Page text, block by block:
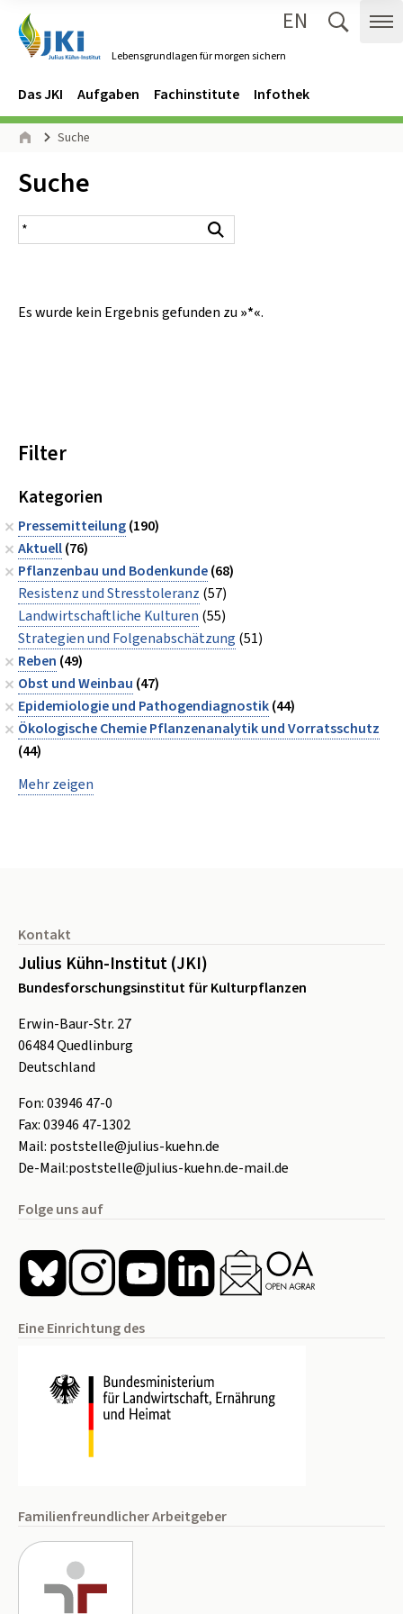
Lebensgrundlagen für morgen sichern
EN
Navigation
Hauptmenü
Das JKI Aufgaben Fachinstitute Infothek
Seitenpfad
Suche
Inhalt:
Suche
Suchergebnis
Es wurde kein Ergebnis gefunden zu »*«.
Filter
Kategorien
Pressemitteilung(190)
Aktuell(76)
Pflanzenbau und Bodenkunde(68)
Resistenz und Stresstoleranz (57)
Landwirtschaftliche Kulturen (55)
Strategien und Folgenabschätzung (51)
Reben (49)
Obst und Weinbau (47)
Epidemiologie und Pathogendiagnostik(44)
Ökologische Chemie Pflanzenanalytik und Vorratsschutz
(44)
Mehr zeigen
Kontakt
Julius Kühn-Institut (JKI)
Bundesforschungsinstitut für Kulturpflanzen
Erwin-Baur-Str. 27
06484Quedlinburg
Deutschland
Fon:03946 47-0
Fax:03946 47-1302
Mail: poststelle@julius-kuehn.de
De-Mail:poststelle@julius-kuehn.de-mail.de
Folge uns auf
Eine Einrichtung des
Familienfreundlicher Arbeitgeber